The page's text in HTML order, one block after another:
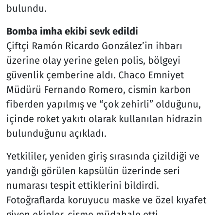
bulundu.
Bomba imha ekibi sevk edildi
Çiftçi Ramón Ricardo González’in ihbarı
üzerine olay yerine gelen polis, bölgeyi
güvenlik çemberine aldı. Chaco Emniyet
Müdürü Fernando Romero, cismin karbon
fiberden yapılmış ve “çok zehirli” olduğunu,
içinde roket yakıtı olarak kullanılan hidrazin
bulunduğunu açıkladı.
Yetkililer, yeniden giriş sırasında çizildiği ve
yandığı görülen kapsülün üzerinde seri
numarası tespit ettiklerini bildirdi.
Fotoğraflarda koruyucu maske ve özel kıyafet
Spor
Teknoloji ve Bilim
Televizyon